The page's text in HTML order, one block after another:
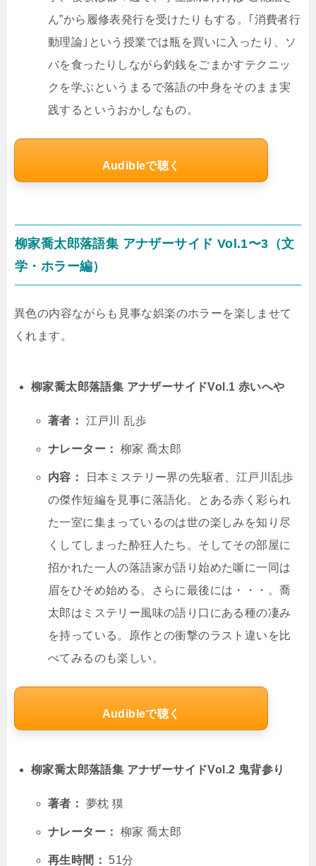
ん”から履修表発行を受けたりもする。｢消費者行
動理論｣という授業では瓶を買いに入ったり、ソ
バを食ったりしながら釣銭をごまかすテクニッ
クを学ぶというまるで落語の中身をそのまま実
践するというおかしなもの。
Audibleで聴く
柳家喬太郎落語集 アナザーサイド Vol.1〜3（文
学・ホラー編）
異色の内容ながらも見事な娯楽のホラーを楽しませて
くれます。
柳家喬太郎落語集 アナザーサイドVol.1 赤いへや
著者： 江戸川 乱歩
ナレーター： 柳家 喬太郎
内容：
日本ミステリー界の先駆者、江戸川乱歩
の傑作短編を見事に落語化。とある赤く彩られ
た一室に集まっているのは世の楽しみを知り尽
くしてしまった酔狂人たち。そしてその部屋に
招かれた一人の落語家が語り始めた噺に一同は
眉をひそめ始める。さらに最後には・・・。喬
太郎はミステリー風味の語り口にある種の凄み
を持っている。原作との衝撃のラスト違いを比
べてみるのも楽しい。
Audibleで聴く
柳家喬太郎落語集 アナザーサイドVol.2 鬼背参り
著者： 夢枕 獏
ナレーター： 柳家 喬太郎
再生時間： 51分